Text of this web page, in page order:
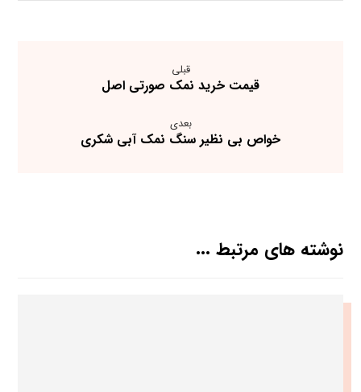
قبلی
قیمت خرید نمک صورتی اصل
بعدی
خواص بی نظیر سنگ نمک آبی شکری
نوشته های مرتبط ...